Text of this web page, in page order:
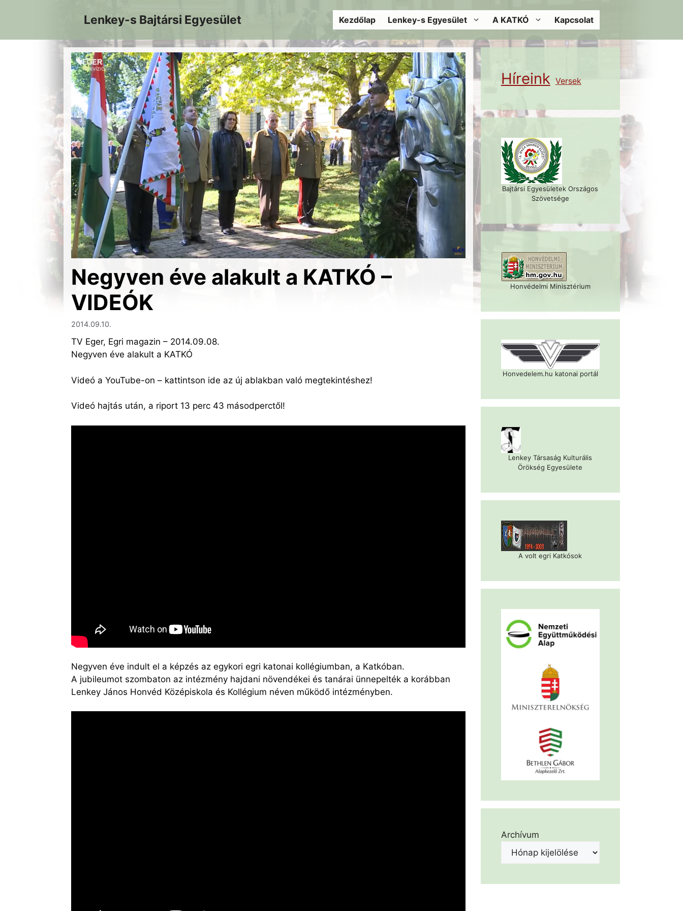
Lenkey-s Bajtársi Egyesület Kezdőlap Lenkey-s Egyesület A KATKÓ Kapcsolat
Negyven éve alakult a KATKÓ –
VIDEÓK
2014.09.10.
TV Eger, Egri magazin – 2014.09.08.
Negyven éve alakult a KATKÓ
Videó a YouTube-on – kattintson ide az új ablakban való megtekintéshez!
Videó hajtás után, a riport 13 perc 43 másodperctől!
Negyven éve indult el a képzés az egykori egri katonai kollégiumban, a Katkóban.
A jubileumot szombaton az intézmény hajdani növendékei és tanárai ünnepelték a korábban
Lenkey János Honvéd Középiskola és Kollégium néven működő intézményben.
Híreink Versek
Bajtársi Egyesületek Országos
Szövetsége
Honvédelmi Minisztérium
Honvedelem.hu katonai portál
Lenkey Társaság Kulturális
Örökség Egyesülete
A volt egri Katkósok
Archívum